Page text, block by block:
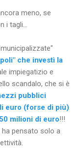
meno, se
tagli...
che investì la
impiegatizio e
scandalo, che si è
pubblici
euro (forse di più)
milioni di euro!!!
pensato solo a